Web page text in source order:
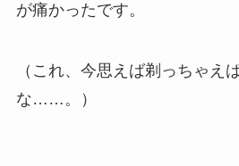
が痛かったです。
（これ、今思えば剃っちゃえ
な……。）